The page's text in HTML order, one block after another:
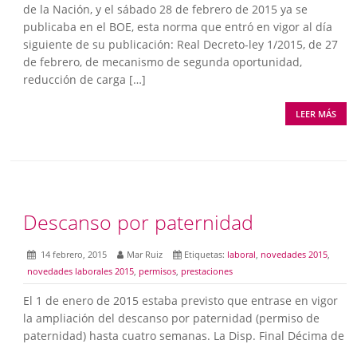
de la Nación, y el sábado 28 de febrero de 2015 ya se
publicaba en el BOE, esta norma que entró en vigor al día
siguiente de su publicación: Real Decreto-ley 1/2015, de 27
de febrero, de mecanismo de segunda oportunidad,
reducción de carga […]
LEER MÁS
Descanso por paternidad
14 febrero, 2015 Mar Ruiz Etiquetas: laboral, novedades 2015,
novedades laborales 2015, permisos, prestaciones
El 1 de enero de 2015 estaba previsto que entrase en vigor
la ampliación del descanso por paternidad (permiso de
paternidad) hasta cuatro semanas. La Disp. Final Décima de